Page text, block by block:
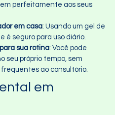
perfeitamente aos seus
em casa: Usando um gel de
é seguro para uso diário.
sua rotina: Você pode
seu próprio tempo, sem
ao consultório.
em